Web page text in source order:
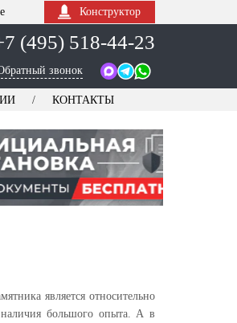
Конструктор
(495) 518-44-23
звонок
КОНТАКТЫ
является относительно
наличия большого опыта. А в